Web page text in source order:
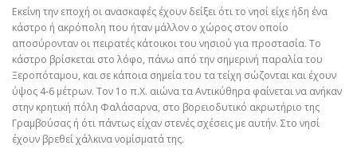
Εκείνη την εποχή οι ανασκαφές έχουν δείξει ότι το νησί είχε ήδη ένα
κάστρο ή ακρόπολη που ήταν μάλλον ο χώρος στον οποίο
αποσύρονταν οι πειρατές κάτοικοι του νησιού για προστασία. Το
κάστρο βρίσκεται στο λόφο, πάνω από την σημερινή παραλία του
Ξεροπόταμου, και σε κάποια σημεία του τα τείχη σώζονται και έχουν
ύψος 4-6 μέτρων. Τον 1ο π.Χ. αιώνα τα Αντικύθηρα φαίνεται να ανήκαν
στην κρητική πόλη Φαλάσαρνα, στο βορειοδυτικό ακρωτήριο της
Γραμβούσας ή ότι πάντως είχαν στενές σχέσεις με αυτήν. Στο νησί
έχουν βρεθεί χάλκινα νομίσματά της.